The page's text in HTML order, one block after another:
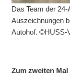
Das Team der
Auszeichnungen
Autohof. ©HUSS-
Zum zweiten